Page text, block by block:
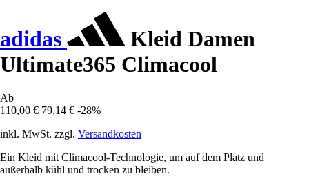
adidas
Kleid Damen
Ultimate365 Climacool
Ab
110,00 € 79,14 € -28%
inkl. MwSt. zzgl. Versandkosten
Ein Kleid mit Climacool-Technologie, um auf dem Platz und
außerhalb kühl und trocken zu bleiben.